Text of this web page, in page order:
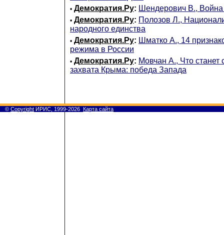
• Демократия.Ру: Шендерович В., Война
• Демократия.Ру: Полозов Л.,
народного единства
• Демократия.Ру: Шматко А., 14
режима в России
• Демократия.Ру: Мовчан А., Что станет
захвата Крыма: победа Запада
© Copyright ИРИС, 1999-2026 Карта сайта